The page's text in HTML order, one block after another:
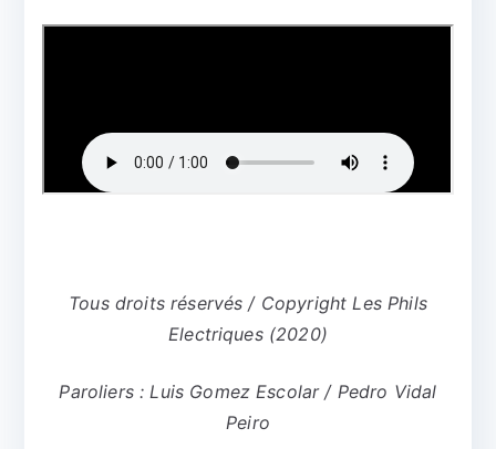
Tous droits réservés / Copyright Les Phils
Electriques (2020)
Paroliers : Luis Gomez Escolar / Pedro Vidal
Peiro